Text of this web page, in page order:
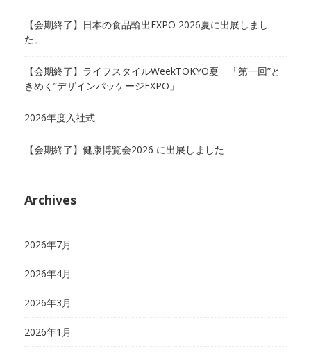
【会期終了】日本の食品輸出EXPO 2026夏に出展しまし
た。
【会期終了】ライフスタイルWeekTOKYO夏 「第一回”と
きめく”デザインパッケージEXPO」
2026年度入社式
【会期終了】健康博覧会2026 に出展しました
Archives
2026年7月
2026年4月
2026年3月
2026年1月